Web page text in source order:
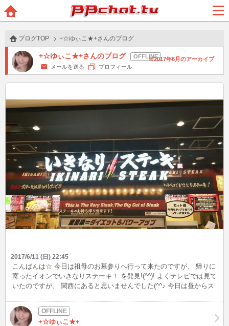
BBchatTV
ブログTOP +☆ゆぃこ★+さんのブログ
+☆ゆぃこ★+さんのブログ
2017年6月のアーカイブ
メールを送る
プロフィール
2017/6/11 (日) 22:45
こんばんは☆ 今日は祖母のお墓参りへ行って来たのですが、 帰りに
寄ったイオンでいきなりステーキ！ を発見!(^^)! よくテレビでは見て
いたのですが、 関西にあると思いませんでした(^^♪ 今日は昼からス
キ チャレンジしてみたいです！！ いきなりステーキ食べた事ある方
いらっしゃいますか？
+☆ゆぃこ★+